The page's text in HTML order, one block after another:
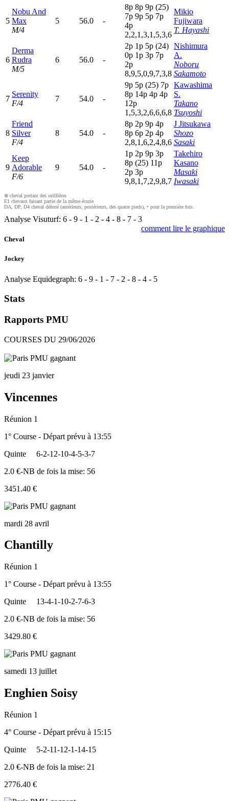
5
Nobu And
Max
M/4
5 56.0 -
8p 8p 9p (25)
7p 9p 5p 7p
4p
2,2,1,3,1,5,3,6
Mikio
Fujiwara
T. Hayashi
6
Derma
Rudra
M/5
6 56.0 -
2p 1p 5p (24)
0p 1p 3p 7p
2p
8,9,5,0,9,7,3,8
Nishimura
A.
Noboru
Sakamoto
7
Serenity
F/4
7 54.0 -
9p 5p (25) 7p
8p 14p 4p 4p
12p
1,5,3,2,6,6,6,8
Kawashima
S.
Takano
Tsuyoshi
8
Friend
Silver
F/4
8 54.0 -
8p 2p 9p 4p
8p 6p 2p 4p
2,8,1,6,2,4,8,6
J Jitsukawa
Shozo
Sasaki
9
Keep
Adorable
F/6
9 54.0 -
1p 2p 9p 3p
8p (25) 11p
2p 3p
9,8,1,7,2,9,8,7
Takehiro
Kasano
Masaki
Iwasaki
⊗ cheval portant des oeilllères
E1 chevaux faisant partie de la même écurie
DA, DP, D4 cheval déferré (antérieurs, postérieurs, des quatre pieds), • pour la première fois.
Analyse Visuturf: 6 - 9 - 1 - 2 - 4 - 8 - 7 - 3
comment lire le graphique
Cheval
Jockey
Analyse Equidegraph: 6 - 9 - 1 - 7 - 2 - 8 - 4 - 5
Stats
Rapports PMU
COURSES DU 29/06/2026
jeudi 23 janvier
Vincennes
Réunion 1
1° Course - Départ prévu à 13:55
Quinte
6-2-12-10-4-5-3-7
2.0 €-NB de fois la mise: 56
3451.40 €
mardi 28 avril
Chantilly
Réunion 1
1° Course - Départ prévu à 13:55
Quinte
13-4-1-10-2-7-6-3
2.0 €-NB de fois la mise: 56
3429.80 €
samedi 13 juillet
Enghien Soisy
Réunion 1
4° Course - Départ prévu à 15:15
Quinte
5-2-11-12-1-14-15
2.0 €-NB de fois la mise: 21
2776.40 €